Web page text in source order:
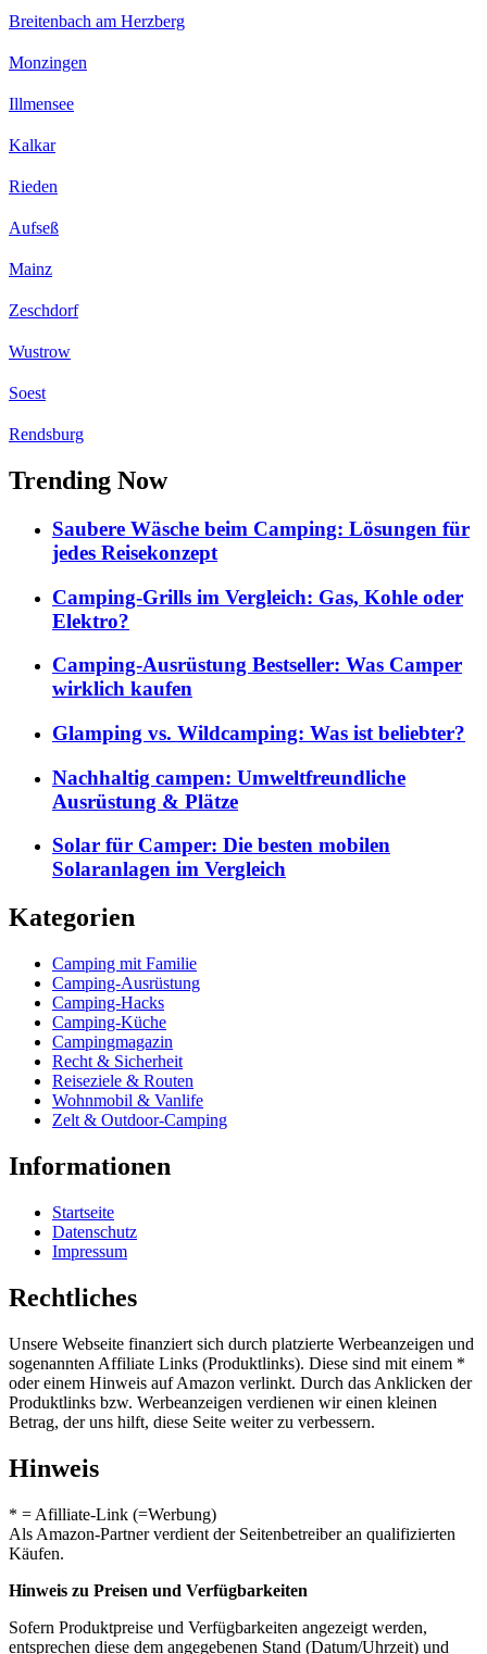
Breitenbach am Herzberg
Monzingen
Illmensee
Kalkar
Rieden
Aufseß
Mainz
Zeschdorf
Wustrow
Soest
Rendsburg
Trending Now
Saubere Wäsche beim Camping: Lösungen für
jedes Reisekonzept
Camping-Grills im Vergleich: Gas, Kohle oder
Elektro?
Camping-Ausrüstung Bestseller: Was Camper
wirklich kaufen
Glamping vs. Wildcamping: Was ist beliebter?
Nachhaltig campen: Umweltfreundliche
Ausrüstung & Plätze
Solar für Camper: Die besten mobilen
Solaranlagen im Vergleich
Kategorien
Camping mit Familie
Camping-Ausrüstung
Camping-Hacks
Camping-Küche
Campingmagazin
Recht & Sicherheit
Reiseziele & Routen
Wohnmobil & Vanlife
Zelt & Outdoor-Camping
Informationen
Startseite
Datenschutz
Impressum
Rechtliches
Unsere Webseite finanziert sich durch platzierte Werbeanzeigen und
sogenannten Affiliate Links (Produktlinks). Diese sind mit einem *
oder einem Hinweis auf Amazon verlinkt. Durch das Anklicken der
Produktlinks bzw. Werbeanzeigen verdienen wir einen kleinen
Betrag, der uns hilft, diese Seite weiter zu verbessern.
Hinweis
* = Afilliate-Link (=Werbung)
Als Amazon-Partner verdient der Seitenbetreiber an qualifizierten
Käufen.
Hinweis zu Preisen und Verfügbarkeiten
Sofern Produktpreise und Verfügbarkeiten angezeigt werden,
entsprechen diese dem angegebenen Stand (Datum/Uhrzeit) und